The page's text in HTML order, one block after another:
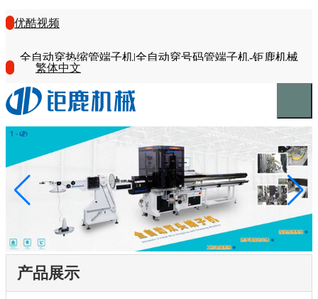
优酷视频
全自动穿热缩管端子机|全自动穿号码管端子机-钜鹿机械
繁体中文
产品展示